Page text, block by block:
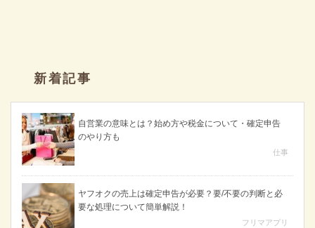
新着記事
自営業の意味とは？始め方や税金について・確定申告
のやり方も
仕事
ヤフオクの売上は確定申告が必要？要/不要の判断と必
要な処理について簡単解説！
フリマアプリ